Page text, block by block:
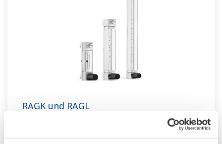
RAGK und RAGL
RAGK und RAGL sind speziell für die Messung